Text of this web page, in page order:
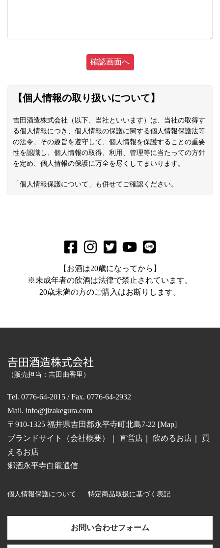
【個人情報の取り扱いについて】
吉田酒造株式会社（以下、当社といいます）は、当社の取得す
る個人情報につき、個人情報の保護に関する個人情報保護法等
の法令、その趣旨を遵守して、個人情報を保護することの重要
性を認識し、個人情報の取得、利用、管理等に当たっての方針
を定め、個人情報の保護に万全を尽くしてまいります。
「 個人情報保護について 」も併せてご確認ください。
【お酒は20歳になってから】
※未成年者の飲酒は法律で禁止されています。
20歳未満の方のご購入はお断りします。
𠮷田酒造株式会社
（販売担当：吉田由香里）
Tel. 0776-64-2015 / Fax. 0776-64-2932
Mail. info@jizakegura.com
〒910-1325 福井県吉田郡永平寺町北島7-22 [Map]
ブランドサイト（会社概要）
直営店 飲めるお店
買
えるお店
郷酒永平寺白龍通信
個人情報保護について 特定商品取扱に基づく表記
お問い合わせフォーム